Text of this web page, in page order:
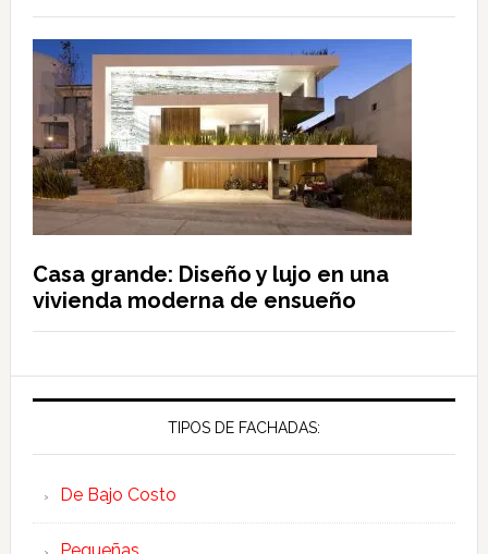
Casa grande: Diseño y lujo en una
vivienda moderna de ensueño
TIPOS DE FACHADAS:
De Bajo Costo